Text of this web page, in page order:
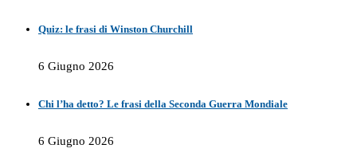
Quiz: le frasi di Winston Churchill
6 Giugno 2026
Chi l’ha detto? Le frasi della Seconda Guerra Mondiale
6 Giugno 2026